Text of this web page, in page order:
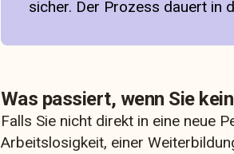
sicher. Der Prozess dauert in
Was passiert, wenn Sie
Falls Sie nicht direkt in eine neue
Arbeitslosigkeit, einer